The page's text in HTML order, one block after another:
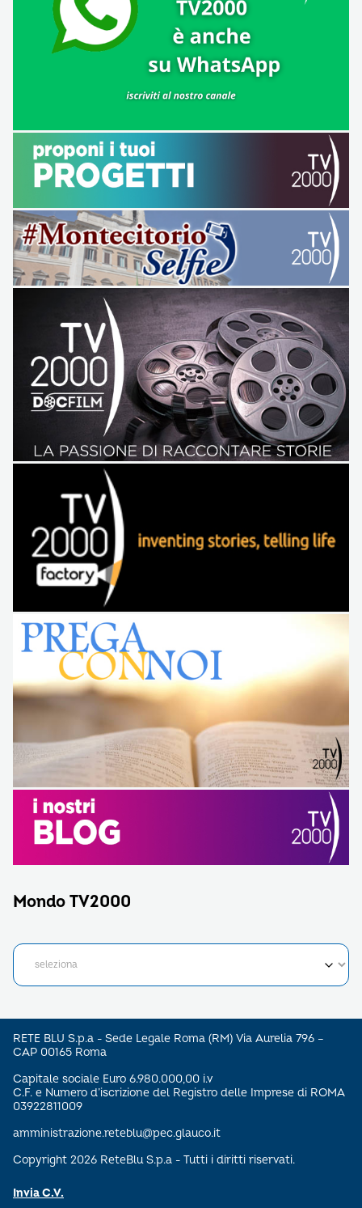
Mondo TV2000
RETE BLU S.p.a - Sede Legale Roma (RM) Via Aurelia 796 –
CAP 00165 Roma
Capitale sociale Euro 6.980.000,00 i.v
C.F. e Numero d’iscrizione del Registro delle Imprese di ROMA
03922811009
amministrazione.reteblu@pec.glauco.it
Copyright 2026 ReteBlu S.p.a - Tutti i diritti riservati.
Invia C.V.